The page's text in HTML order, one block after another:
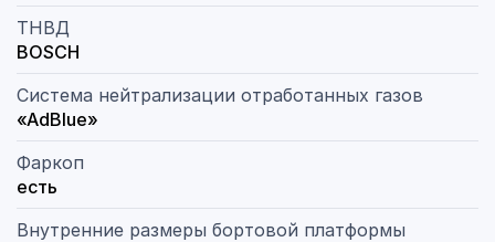
ТНВД
BOSCH
Система нейтрализации отработанных газов
«AdBlue»
Фаркоп
есть
Внутренние размеры бортовой платформы